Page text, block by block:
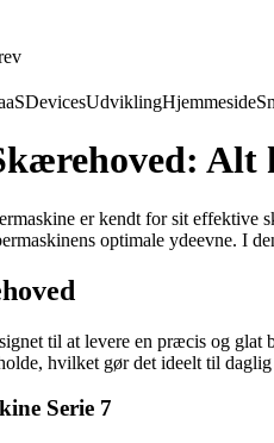
DevicesUdviklingHjemmeside
Alt
er kendt for sit
optimale ydeevne. I
til at levere en præcis og
hvilket gør det ideelt til
Serie 7